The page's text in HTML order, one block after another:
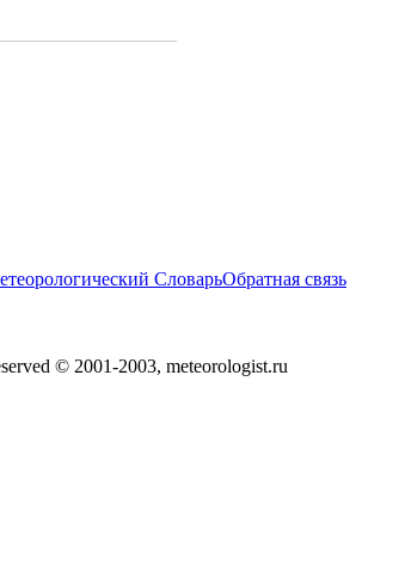
СловарьОбратная связь
© 2001-2003, meteorologist.ru